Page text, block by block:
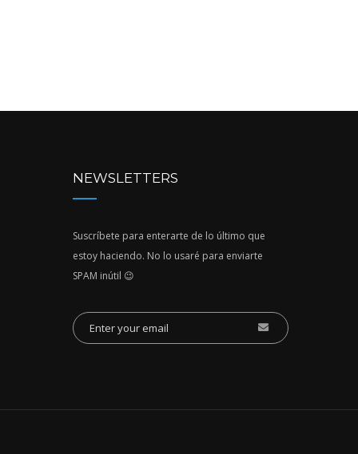
NEWSLETTERS
Suscríbete para enterarte de lo último que
estoy haciendo. No lo usaré para enviarte
SPAM inútil 😉